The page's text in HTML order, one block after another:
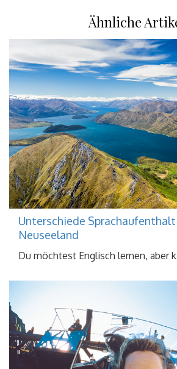
Ähnliche
Unterschiede
Neuseeland
Du möchtest Englisch lernen, aber